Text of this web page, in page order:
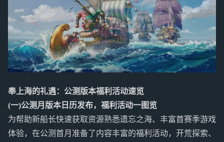
奉上海的礼遇：公测版本福利活动速览
(一)公测月版本日历发布，福利活动一图览
为帮助新船长快速获取资源熟悉遗忘之海、丰富首赛季游戏
体验，在公测首月准备了内容丰富的福利活动，开荒探索、